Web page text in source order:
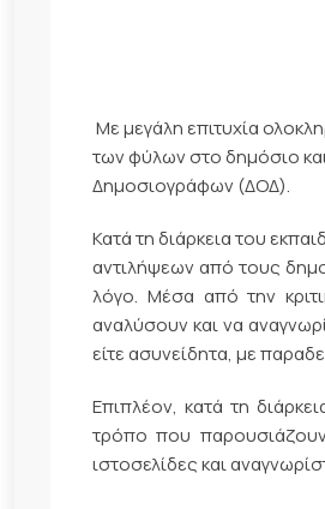
Με μεγάλη επιτυχία
των φύλων στο δημόσιο
Δημοσιογράφων (ΔΟΔ).
Κατά τη διάρκεια του
αντιλήψεων από τους
λόγο. Μέσα από την
αναλύσουν και να
είτε ασυνείδητα, με
Επιπλέον, κατά τη
τρόπο που
ιστοσελίδες και